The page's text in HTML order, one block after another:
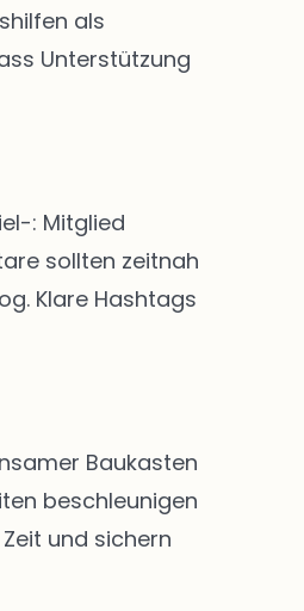
als
Unterstützung
: Mitglied
sollten zeitnah
Klare Hashtags
Baukasten
beschleunigen
und sichern